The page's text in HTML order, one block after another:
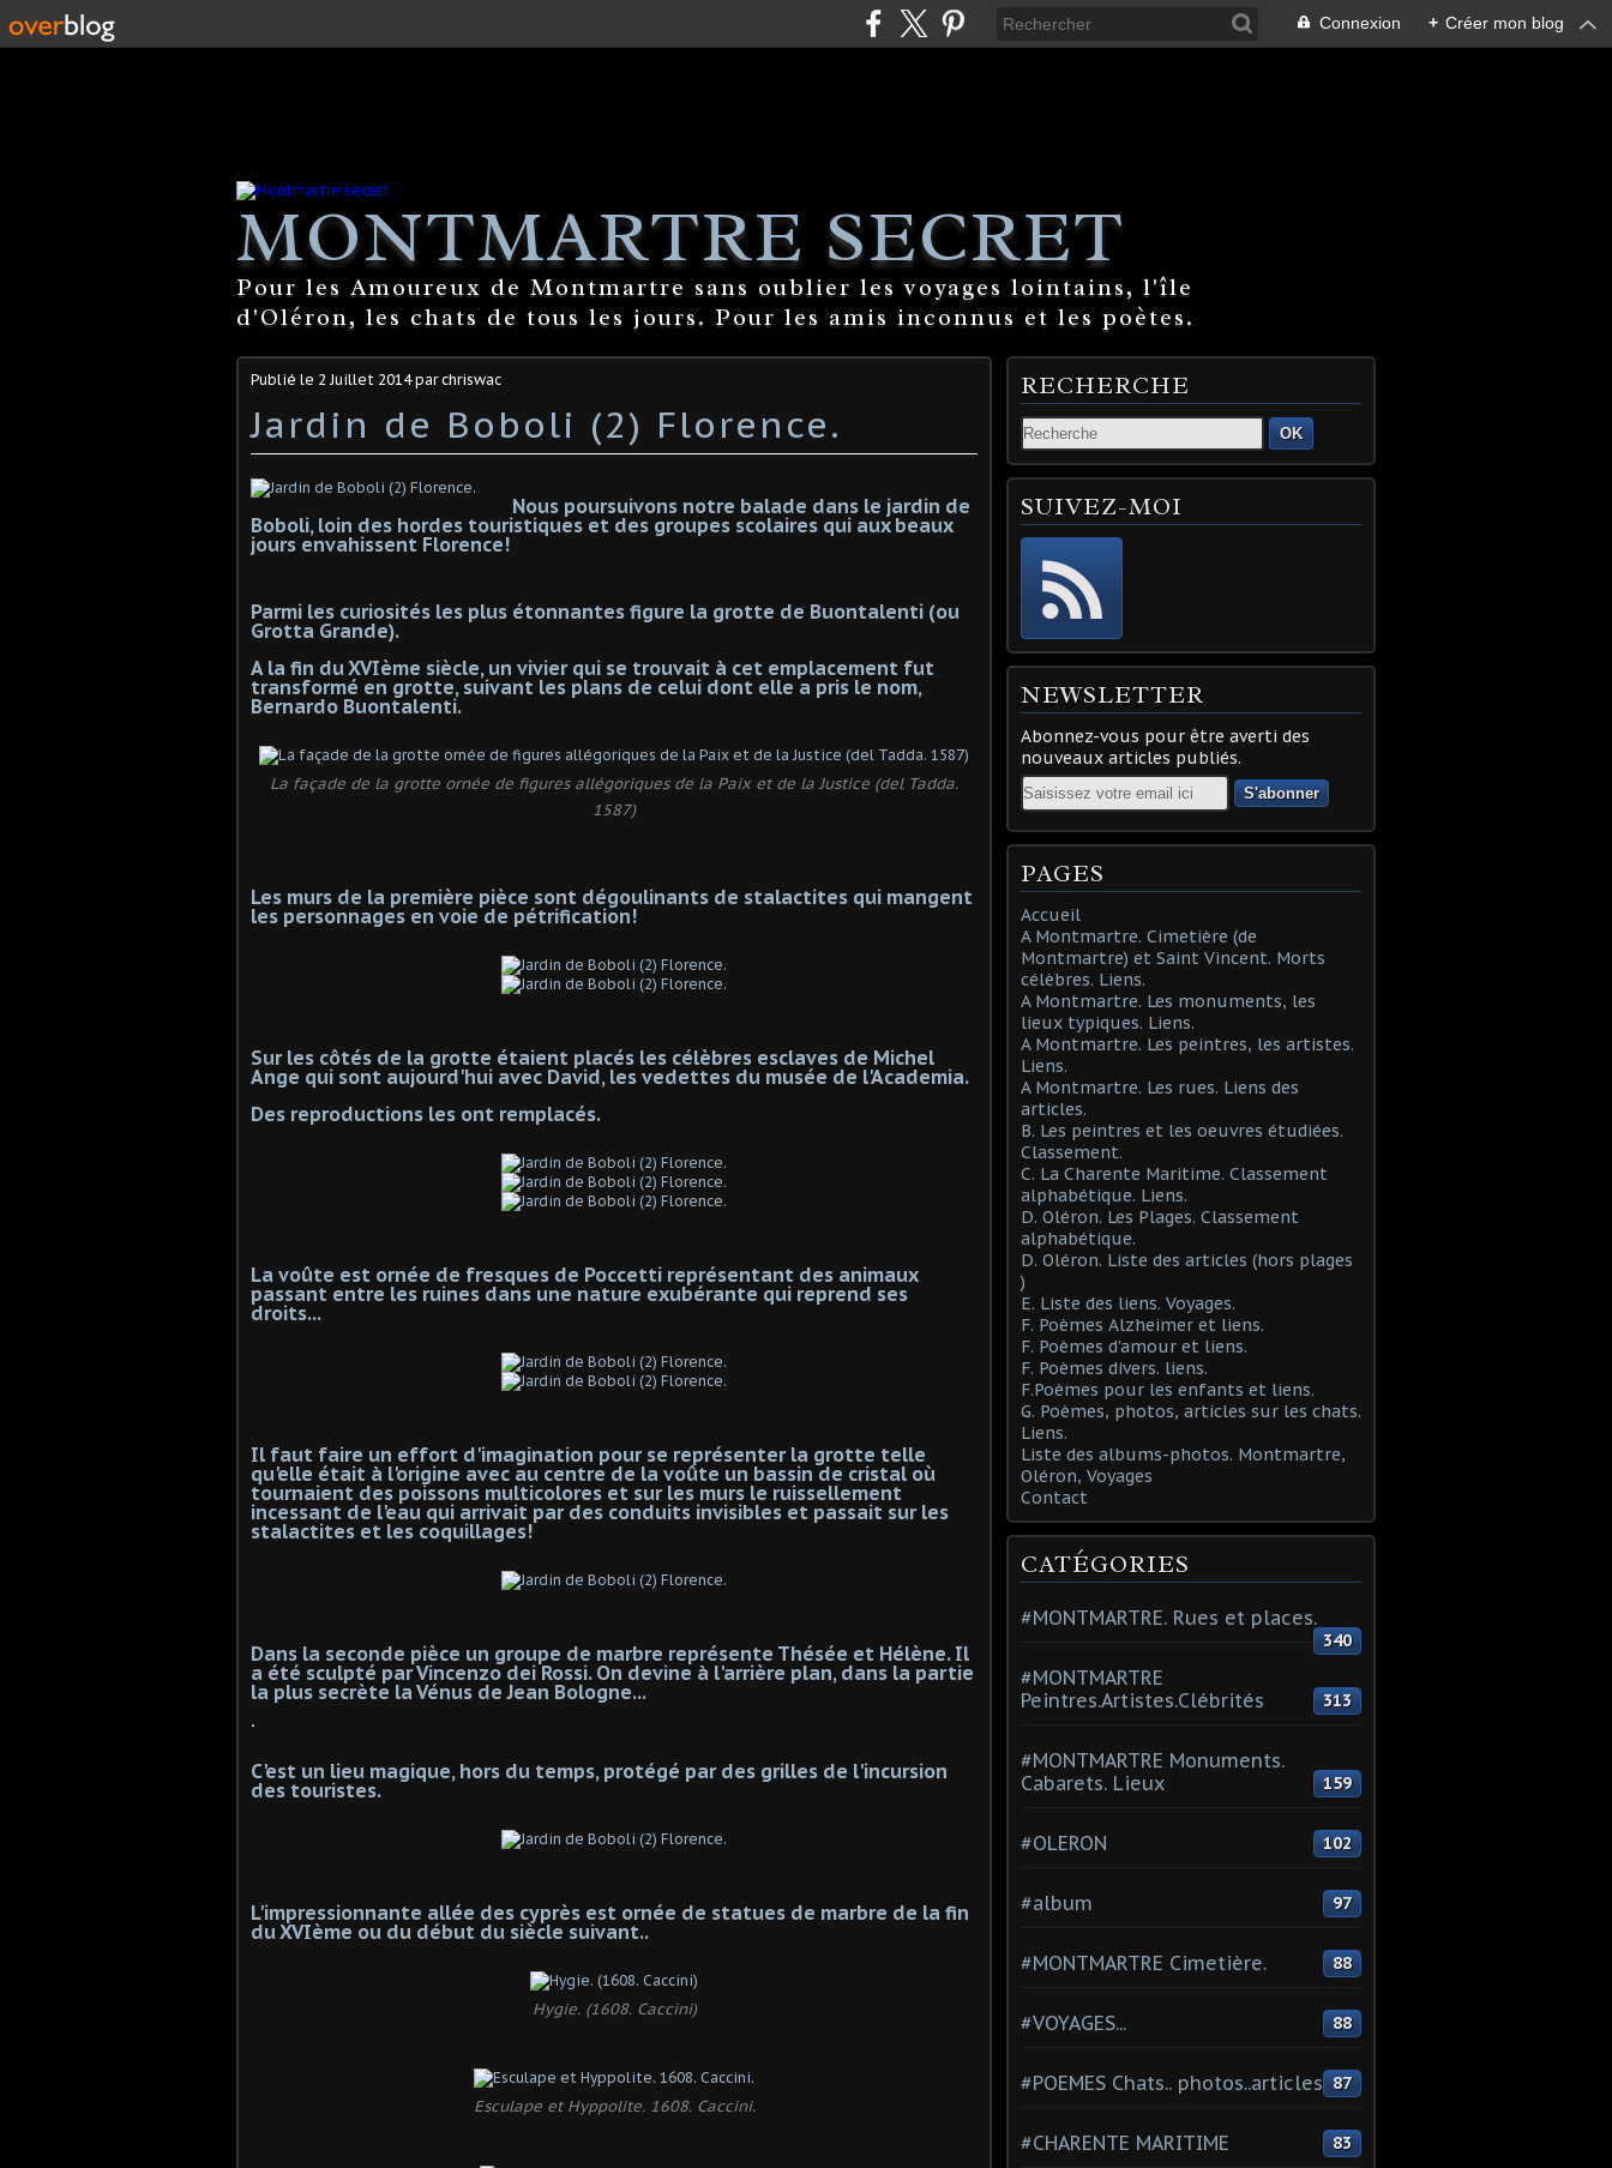
Connexion + Créer mon blog
MONTMARTRE SECRET
Pour les Amoureux de Montmartre sans oublier les voyages lointains, l'île
d'Oléron, les chats de tous les jours. Pour les amis inconnus et les poètes.
Publié le 2 Juillet 2014par chriswac
Jardin de Boboli (2) Florence.
Nous poursuivons notre balade dans le jardin de
Boboli, loin des hordes touristiques et des groupes scolaires qui aux beaux
jours envahissent Florence!
Parmi les curiosités les plus étonnantes figure la grotte de Buontalenti (ou
Grotta Grande).
A la fin du XVIème siècle, un vivier qui se trouvait à cet emplacement fut
transformé en grotte, suivant les plans de celui dont elle a pris le nom,
Bernardo Buontalenti.
La façade de la grotte ornée de figures allégoriques de la Paix et de la Justice (del Tadda.
1587)
Les murs de la première pièce sont dégoulinants de stalactites qui mangent
les personnages en voie de pétrification!
Sur les côtés de la grotte étaient placés les célèbres esclaves de Michel
Ange qui sont aujourd'hui avec David, les vedettes du musée de l'Academia.
Des reproductions les ont remplacés.
La voûte est ornée de fresques de Poccetti représentant des animaux
passant entre les ruines dans une nature exubérante qui reprend ses
droits...
Il faut faire un effort d'imagination pour se représenter la grotte telle
qu'elle était à l'origine avec au centre de la voûte un bassin de cristal où
tournaient des poissons multicolores et sur les murs le ruissellement
incessant de l'eau qui arrivait par des conduits invisibles et passait sur les
stalactites et les coquillages!
Dans la seconde pièce un groupe de marbre représente Thésée et Hélène. Il
a été sculpté par Vincenzo dei Rossi. On devine à l'arrière plan, dans la partie
la plus secrète la Vénus de Jean Bologne...
.
C'est un lieu magique, hors du temps, protégé par des grilles de l'incursion
des touristes.
L'impressionnante allée des cyprès est ornée de statues de marbre de la fin
du XVIème ou du début du siècle suivant..
Hygie. (1608. Caccini)
Esculape et Hyppolite. 1608. Caccini.
RECHERCHE
OK
SUIVEZ-MOI
NEWSLETTER
Abonnez-vous pour être averti des
nouveaux articles publiés.
Email
PAGES
Accueil
A Montmartre. Cimetière (de
Montmartre) et Saint Vincent. Morts
célèbres. Liens.
A Montmartre. Les monuments, les
lieux typiques. Liens.
A Montmartre. Les peintres, les artistes.
Liens.
A Montmartre. Les rues. Liens des
articles.
B. Les peintres et les oeuvres étudiées.
Classement.
C. La Charente Maritime. Classement
alphabétique. Liens.
D. Oléron. Les Plages. Classement
alphabétique.
D. Oléron. Liste des articles (hors plages
)
E. Liste des liens. Voyages.
F. Poèmes Alzheimer et liens.
F. Poèmes d'amour et liens.
F. Poèmes divers. liens.
F.Poèmes pour les enfants et liens.
G. Poèmes, photos, articles sur les chats.
Liens.
Liste des albums-photos. Montmartre,
Oléron, Voyages
Contact
CATÉGORIES
#MONTMARTRE. Rues et places.
340
#MONTMARTRE
Peintres.Artistes.Clébrités
313
#MONTMARTRE Monuments.
Cabarets. Lieux
159
#OLERON 102
#album 97
#MONTMARTRE Cimetière. 88
#VOYAGES... 88
#POEMES Chats.. photos..articles 87
#CHARENTE MARITIME 83